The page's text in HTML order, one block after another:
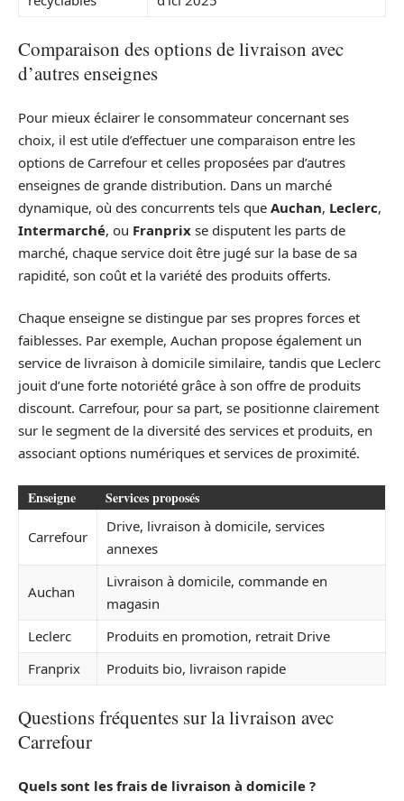
Comparaison des options de livraison avec
d’autres enseignes
Pour mieux éclairer le consommateur concernant ses
choix, il est utile d’effectuer une comparaison entre les
options de Carrefour et celles proposées par d’autres
enseignes de grande distribution. Dans un marché
dynamique, où des concurrents tels que Auchan, Leclerc,
Intermarché, ou Franprix se disputent les parts de
marché, chaque service doit être jugé sur la base de sa
rapidité, son coût et la variété des produits offerts.
Chaque enseigne se distingue par ses propres forces et
faiblesses. Par exemple, Auchan propose également un
service de livraison à domicile similaire, tandis que Leclerc
jouit d’une forte notoriété grâce à son offre de produits
discount. Carrefour, pour sa part, se positionne clairement
sur le segment de la diversité des services et produits, en
associant options numériques et services de proximité.
Enseigne Services proposés
Carrefour
Drive, livraison à domicile, services
annexes
Auchan
Livraison à domicile, commande en
magasin
Leclerc
Produits en promotion, retrait Drive
Franprix
Produits bio, livraison rapide
Questions fréquentes sur la livraison avec
Carrefour
Quels sont les frais de livraison à domicile ?